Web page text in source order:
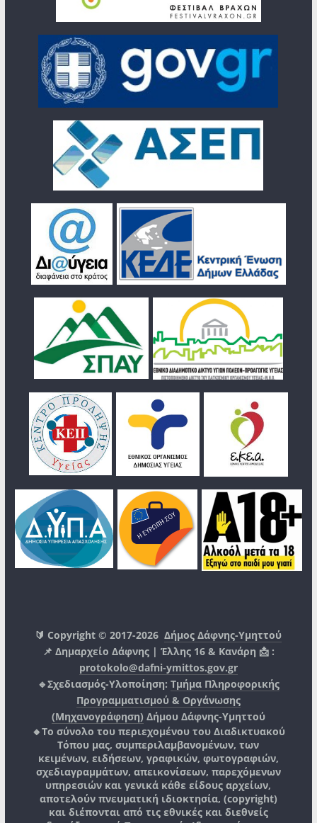
🔰 Copyright © 2017-2026Δήμος Δάφνης-Υμηττού
📌 Δημαρχείο Δάφνης | Έλλης 16 & Κανάρη 📩 :
protokolo@dafni-ymittos.gov.gr
🔹Σχεδιασμός-Υλοποίηση: Τμήμα Πληροφορικής
Προγραμματισμού & Οργάνωσης
(Μηχανογράφηση) Δήμου Δάφνης-Υμηττού
🔸Το σύνολο του περιεχομένου του Διαδικτυακού
Τόπου μας, συμπεριλαμβανομένων, των
κειμένων, ειδήσεων, γραφικών, φωτογραφιών,
σχεδιαγραμμάτων, απεικονίσεων, παρεχόμενων
υπηρεσιών και γενικά κάθε είδους αρχείων,
αποτελούν πνευματική ιδιοκτησία, (copyright)
και διέπονται από τις εθνικές και διεθνείς